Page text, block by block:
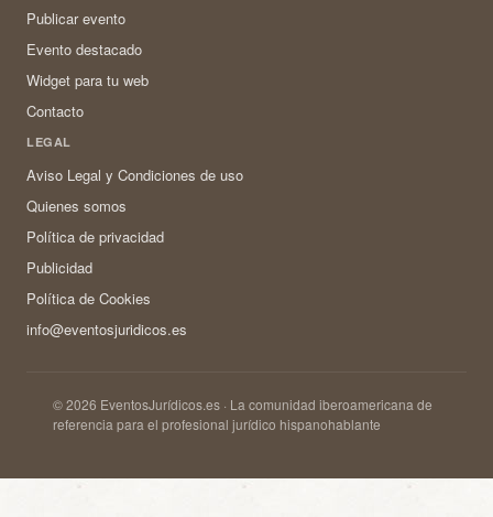
Publicar evento
Evento destacado
Widget para tu web
Contacto
LEGAL
Aviso Legal y Condiciones de uso
Quienes somos
Política de privacidad
Publicidad
Política de Cookies
info@eventosjuridicos.es
© 2026 EventosJurídicos.es · La comunidad iberoamericana de
referencia para el profesional jurídico hispanohablante